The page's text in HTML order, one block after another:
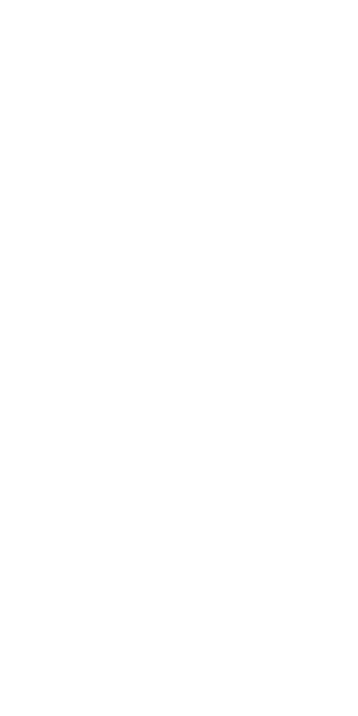
Om gecertificeerd te worden en te blijven voor bio,
zo’n audit eruit ziet: van de planning tot aan het
Liever verder luisteren? In aflevering 8 van onze
Wanneer je je bedrijf aanmeldt bij TÜV NORD Integra
controle is het de bedoeling dat het bedrijf volledig
onveranderd na het inwerkingtreding van de nieuwe
allemaal kan misgaan. Verder moet er ook bekeken
Bij de volgende stap vragen we het bedrijf te
gedaan, wanneer er iets mis is met de goederen die
kan
Pas wanneer alle procedures doorlopen zijn en er
Na deze eerste controle, volgt een jaarlijkse controle
Jaarlijks voeren we een fysieke inspectie uit. Hierbij
landbouwbedrijf een bezoek aan alle percelen die de
opslagplaatsen bekijken waar het voer,
Tijdens de jaarlijkse controle maken we twee grote
Een traceerbaarheid test: hierbij wordt gekeken of het
de verwerking in het bedrijf zelf en eventueel ook naar
De balansoefening: hierbij hebben we de gegevens
Steekproefcontrole: bij minstens 50% van de
steekproefcontrole kiezen we bedrijven uit die qua
Verscherpte controle: dit is een controle die bedrijven